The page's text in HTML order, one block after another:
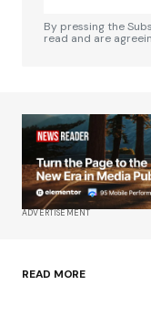
Comentario*
Su nombre*
Tu correo
haga un
By pressing the
read and are
ADVERTISEMENT
READ MORE